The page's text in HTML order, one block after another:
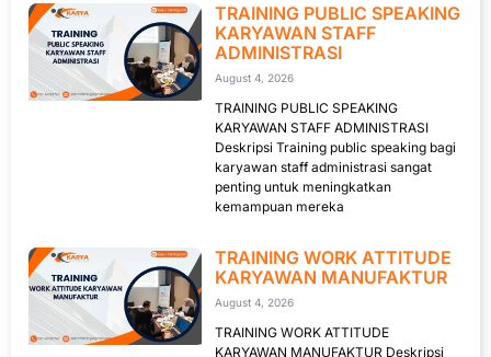
TRAINING PUBLIC SPEAKING
KARYAWAN STAFF
ADMINISTRASI
August 4, 2026
TRAINING PUBLIC SPEAKING
KARYAWAN STAFF ADMINISTRASI
Deskripsi Training public speaking bagi
karyawan staff administrasi sangat
penting untuk meningkatkan
kemampuan mereka
TRAINING WORK ATTITUDE
KARYAWAN MANUFAKTUR
August 4, 2026
TRAINING WORK ATTITUDE
KARYAWAN MANUFAKTUR Deskripsi